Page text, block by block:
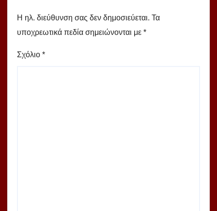
Η ηλ. διεύθυνση σας δεν δημοσιεύεται. Τα
υποχρεωτικά πεδία σημειώνονται με *
Σχόλιο *